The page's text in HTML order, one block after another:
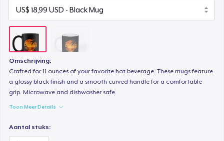
Omschrijving:
Crafted for 11 ounces of your favorite hot beverage. These mugs feature
a glossy black finish and a smooth curved handle for a comfortable
grip. Microwave and dishwasher safe.
Toon Meer Details
Aantal stuks: